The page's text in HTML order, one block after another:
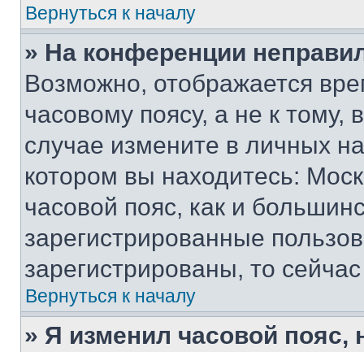
Вернуться к началу
» На конференции
Возможно, отображается
часовому поясу, а не к тому,
случае измените в личных
котором вы находитесь:
часовой пояс, как и
зарегистрированные
зарегистрированы, то
Вернуться к началу
» Я изменил часовой пояс,